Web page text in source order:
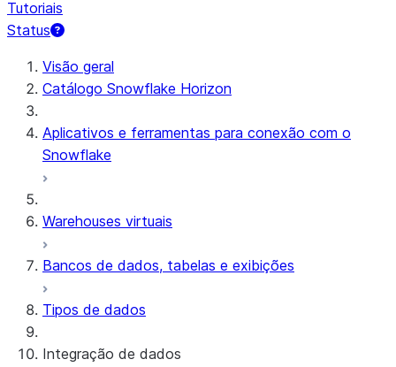
Tutoriais
Status
Visão geral
Catálogo Snowflake Horizon
Aplicativos e ferramentas para conexão com o
Snowflake
Warehouses virtuais
Bancos de dados, tabelas e exibições
Tipos de dados
Integração de dados